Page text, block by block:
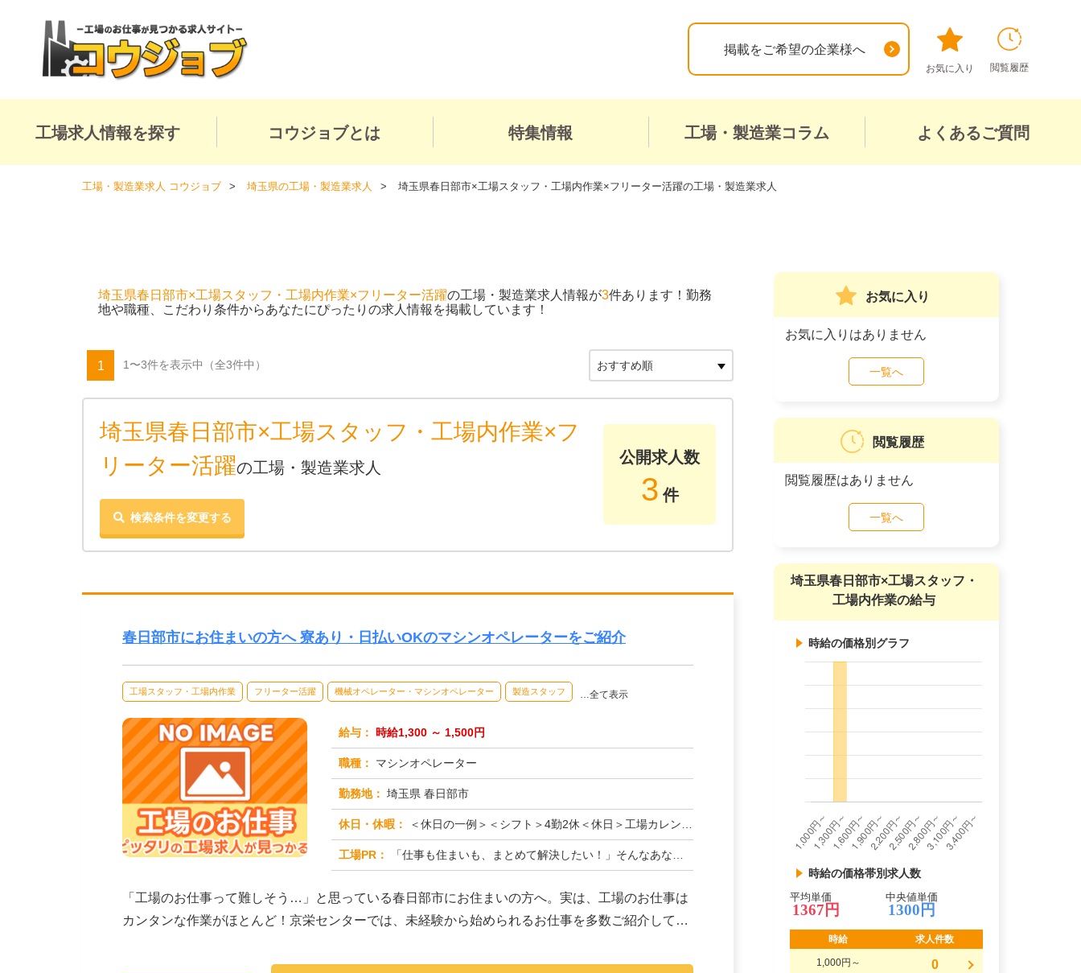
掲載をご希望の企業様へ
お気に入り 閲覧履歴
工場求人情報を探す コウジョブとは 特集情報 工場・製造業コラム よくあるご質問
工場・製造業求人 コウジョブ 埼玉県の工場・製造業求人 埼玉県春日部市×工場スタッフ・工場内作業×フリーター活躍の工場・製造業求人
埼玉県春日部市×工場スタッフ・工場内作業×フリーター活躍の工場・製造業求人情報が3件あります！勤務
地や職種、こだわり条件からあなたにぴったりの求人情報を掲載しています！
1 1〜3件を表示中 （全3件中）
埼玉県春日部市×工場スタッフ・工場内作業×フ
リーター活躍の工場・製造業求人
検索条件を変更する
公開求人数
3 件
春日部市にお住まいの方へ 寮あり・日払いOKのマシンオペレーターをご紹介
工場スタッフ・工場内作業 フリーター活躍 機械オペレーター・マシンオペレーター 製造スタッフ …全て表示
給与： 時給1,300 ～ 1,500円
職種： マシンオペレーター
勤務地： 埼玉県 春日部市
休日・休暇： ＜休日の一例＞＜シフト＞4勤2休＜休日＞工場カレンダーによる★長期休暇あり★有給休暇あり※配属先により休日・勤務形...
工場PR： 「仕事も住まいも、まとめて解決したい！」そんなあなたを応援します。株式会社京栄センターでは、全国の工場求人をご紹介...
「工場のお仕事って難しそう…」と思っている春日部市にお住まいの方へ。実は、工場のお仕事は
カンタンな作業がほとんど！京栄センターでは、未経験から始められるお仕事を多数ご紹介してい
お気に入り
お気に入りはありません
一覧へ
閲覧履歴
閲覧履歴はありません
一覧へ
埼玉県春日部市×工場スタッフ・
工場内作業の給与
時給の価格別グラフ
時給の価格帯別求人数
平均単価
1367円
中央値単価
1300円
時給 求人件数
1,000円～ 0